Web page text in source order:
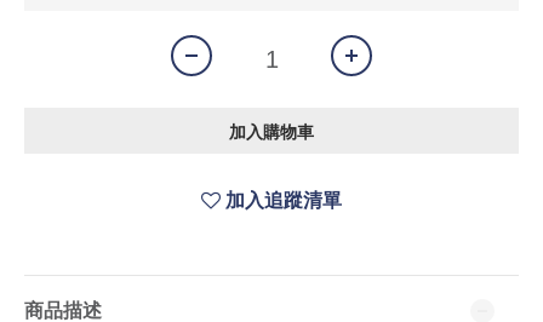
加入購物車
加入追蹤清單
商品描述